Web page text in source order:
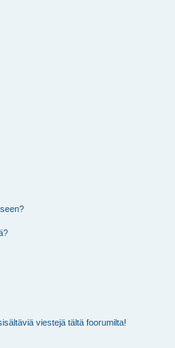
viestejä tältä foorumilta!